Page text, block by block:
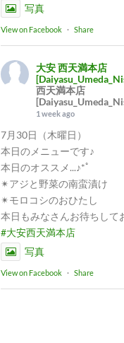
写真
View on Facebook · Share
大安 西天満本店
西天満本店
1 week ago
7月30日（木曜日）
本日のメニューです♪
本日のオススメ...♪*ﾟ
✴︎アジと野菜の南蛮漬け
✴︎モロコシのおひたし
本日もみなさんお待ちして
#大安西天満本店
写真
View on Facebook · Share